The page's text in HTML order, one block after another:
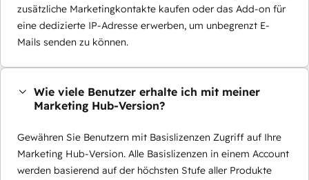
zusätzliche Marketingkontakte kaufen oder das Add-on für
eine dedizierte IP-Adresse erwerben, um unbegrenzt E-
Mails senden zu können.
Wie viele Benutzer erhalte ich mit meiner
Marketing Hub-Version?
Gewähren Sie Benutzern mit Basislizenzen Zugriff auf Ihre
Marketing Hub-Version. Alle Basislizenzen in einem Account
werden basierend auf der höchsten Stufe aller Produkte